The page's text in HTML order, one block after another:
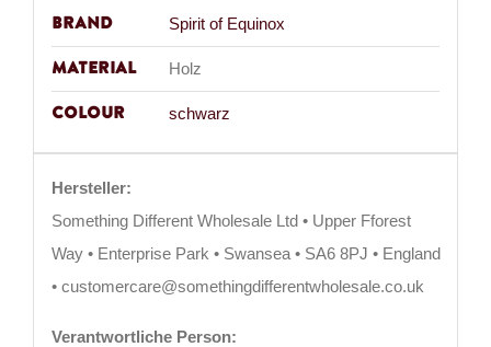
Brand Spirit of Equinox
Material Holz
Colour schwarz
Hersteller:
Something Different Wholesale Ltd • Upper Fforest
Way • Enterprise Park • Swansea • SA6 8PJ • England
• customercare@somethingdifferentwholesale.co.uk
Verantwortliche Person: